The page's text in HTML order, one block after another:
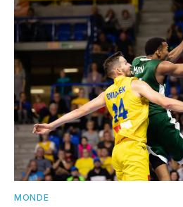
MONDE